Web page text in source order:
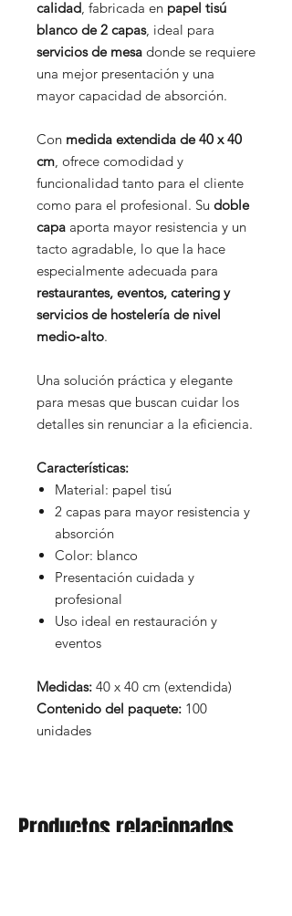
calidad, fabricada en papel tisú
blanco de 2 capas, ideal para
servicios de mesa donde se requiere
una mejor presentación y una
mayor capacidad de absorción.
Con medida extendida de 40 x 40
cm, ofrece comodidad y
funcionalidad tanto para el cliente
como para el profesional. Su doble
capa aporta mayor resistencia y un
tacto agradable, lo que la hace
especialmente adecuada para
restaurantes, eventos, catering y
servicios de hostelería de nivel
medio‑alto.
Una solución práctica y elegante
para mesas que buscan cuidar los
detalles sin renunciar a la eficiencia.
Características:
Material: papel tisú
2 capas para mayor resistencia y
absorción
Color: blanco
Presentación cuidada y
profesional
Uso ideal en restauración y
eventos
Medidas: 40 x 40 cm (extendida)
Contenido del paquete: 100
unidades
Productos relacionados